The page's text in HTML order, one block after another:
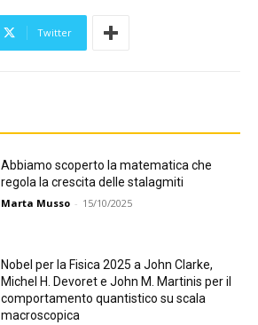
Twitter
Abbiamo scoperto la matematica che
regola la crescita delle stalagmiti
Marta Musso - 15/10/2025
Nobel per la Fisica 2025 a John Clarke,
Michel H. Devoret e John M. Martinis per il
comportamento quantistico su scala
macroscopica